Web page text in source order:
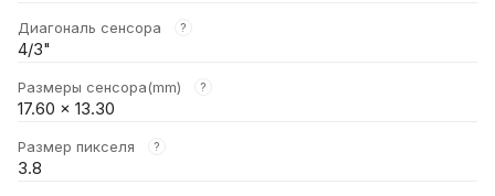
Диагональ сенсора ?
4/3"
Размеры сенсора(mm) ?
17.60 × 13.30
Размер пикселя ?
3.8